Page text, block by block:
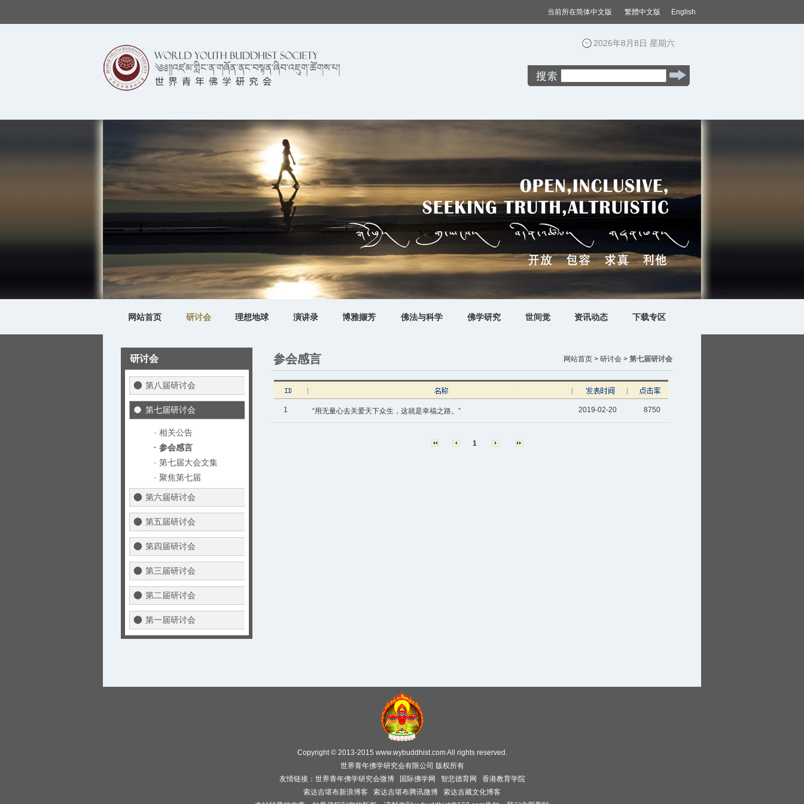
当前所在简体中文版 繁體中文版 English
2026年8月8日 星期六
网站首页 研讨会 理想地球 演讲录 博雅撷芳 佛法与科学 佛学研究 世间觉 资讯动态 下载专区
研讨会
第八届研讨会
第七届研讨会
· 相关公告
· 参会感言
· 第七届大会文集
· 聚焦第七届
第六届研讨会
第五届研讨会
第四届研讨会
第三届研讨会
第二届研讨会
第一届研讨会
参会感言 网站首页 > 研讨会 > 第七届研讨会
1 “用无量心去关爱天下众生，这就是幸福之路。” 2019-02-20 8750
1
Copyright © 2013-2015 www.wybuddhist.com All rights reserved.
世界青年佛学研究会有限公司 版权所有
友情链接： 世界青年佛学研究会微博 国际佛学网 智悲德育网
香港教育学院
索达吉堪布新浪博客
索达吉堪布腾讯微博
索达吉藏文化博客